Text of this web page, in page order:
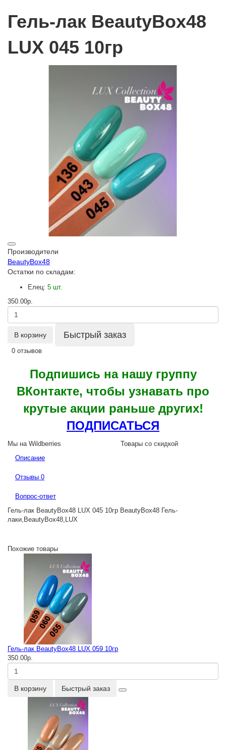
Гель-лак BeautyBox48
LUX 045 10гр
Производители
BeautyBox48
Остатки по складам:
Елец: 5 шт.
350.00р.
В корзину Быстрый заказ
0 отзывов
Подпишись на нашу группу
ВКонтакте, чтобы узнавать про
крутые акции раньше других!
ПОДПИСАТЬСЯ
Мы на Wildberries
Товары со скидкой
Описание
Отзывы 0
Вопрос-ответ
Гель-лак BeautyBox48 LUX 045 10гр BeautyBox48 Гель-
лаки,BeautyBox48,LUX
Похожие товары
Гель-лак BeautyBox48 LUX 059 10гр
350.00р.
В корзину Быстрый заказ